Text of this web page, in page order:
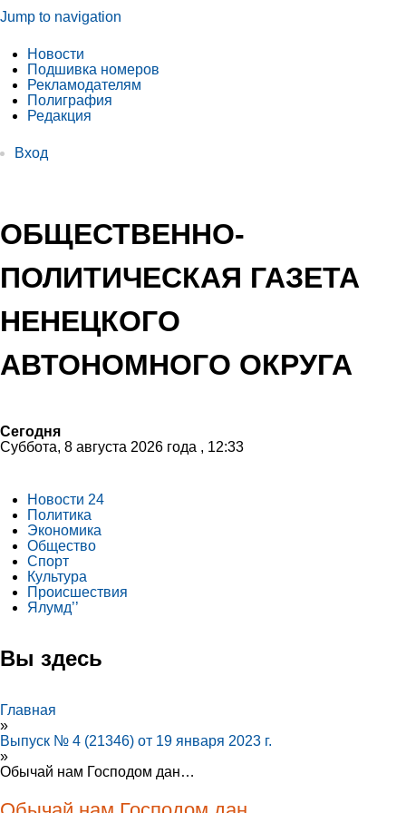
Jump to navigation
Новости
Подшивка номеров
Рекламодателям
Полиграфия
Редакция
Вход
ОБЩЕСТВЕННО-
ПОЛИТИЧЕСКАЯ ГАЗЕТА
НЕНЕЦКОГО
АВТОНОМНОГО ОКРУГА
Сегодня
Суббота, 8 августа 2026 года , 12:33
Новости 24
Политика
Экономика
Общество
Спорт
Культура
Происшествия
Ялумд’’
Вы здесь
Главная
»
Выпуск № 4 (21346) от 19 января 2023 г.
»
Обычай нам Господом дан…